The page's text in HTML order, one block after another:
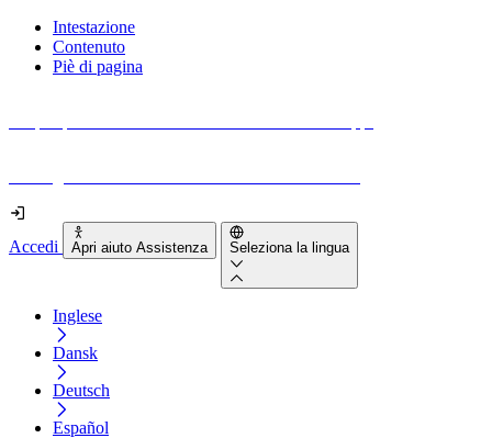
Intestazione
Contenuto
Piè di pagina
Accedi Apri aiuto Assistenza Seleziona la lingua
Inglese
Dansk
Deutsch
Español